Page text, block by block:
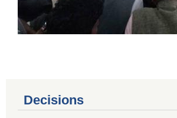
Decisions